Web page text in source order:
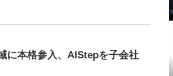
に本格参入、AIStepを子会社